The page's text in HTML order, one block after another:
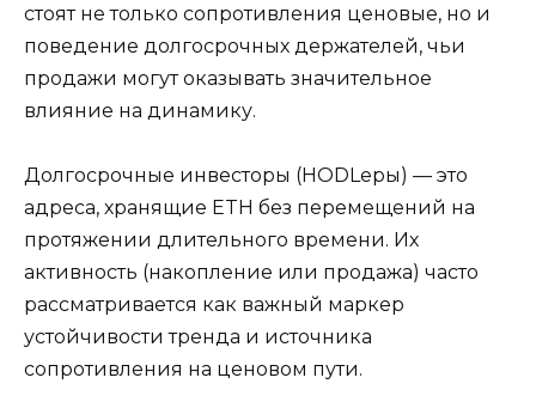
стоят не только сопротивления ценовые, но и
поведение долгосрочных держателей, чьи
продажи могут оказывать значительное
влияние на динамику.
Долгосрочные инвесторы (HODLеры) — это
адреса, хранящие ETH без перемещений на
протяжении длительного времени. Их
активность (накопление или продажа) часто
рассматривается как важный маркер
устойчивости тренда и источника
сопротивления на ценовом пути.